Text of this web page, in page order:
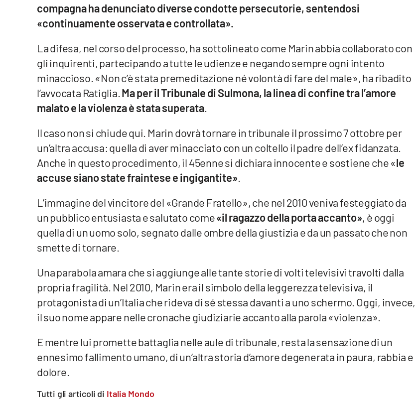
Catanzarochannel.it
Vai
Cookie policy
Note legali
Tutti gli articoli di Italia Mondo
compagna ha denunciato diverse condotte persecutorie, sentendosi
«continuamente osservata e controllata».
La difesa, nel corso del processo, ha sottolineato come Marin abbia collaborato con
gli inquirenti, partecipando a tutte le udienze e negando sempre ogni intento
minaccioso. «Non c’è stata premeditazione né volontà di fare del male», ha ribadito
l’avvocata Ratiglia. Ma per il Tribunale di Sulmona, la linea di confine tra l’amore
malato e la violenza è stata superata
Il caso non si chiude qui. Marin dovrà tornare in tribunale il prossimo 7 ottobre per
un’altra accusa: quella di aver minacciato con un coltello il padre dell’ex fidanzata.
Anche in questo procedimento, il 45enne si dichiara innocente e sostiene che «le
accuse siano state fraintese e ingigantite»
L’immagine del vincitore del «Grande Fratello», che nel 2010 veniva festeggiato da
un pubblico entusiasta e salutato come«il ragazzo della porta accanto», è oggi
quella di un uomo solo, segnato dalle ombre della giustizia e da un passato che non
smette di tornare.
Una parabola amara che si aggiunge alle tante storie di volti televisivi travolti dalla
propria fragilità. Nel 2010, Marin era il simbolo della leggerezza televisiva, il
protagonista di un’Italia che rideva di sé stessa davanti a uno schermo. Oggi, invece,
il suo nome appare nelle cronache giudiziarie accanto alla parola «violenza».
E mentre lui promette battaglia nelle aule di tribunale, resta la sensazione di un
ennesimo fallimento umano, di un’altra storia d’amore degenerata in paura, rabbia e
dolore.